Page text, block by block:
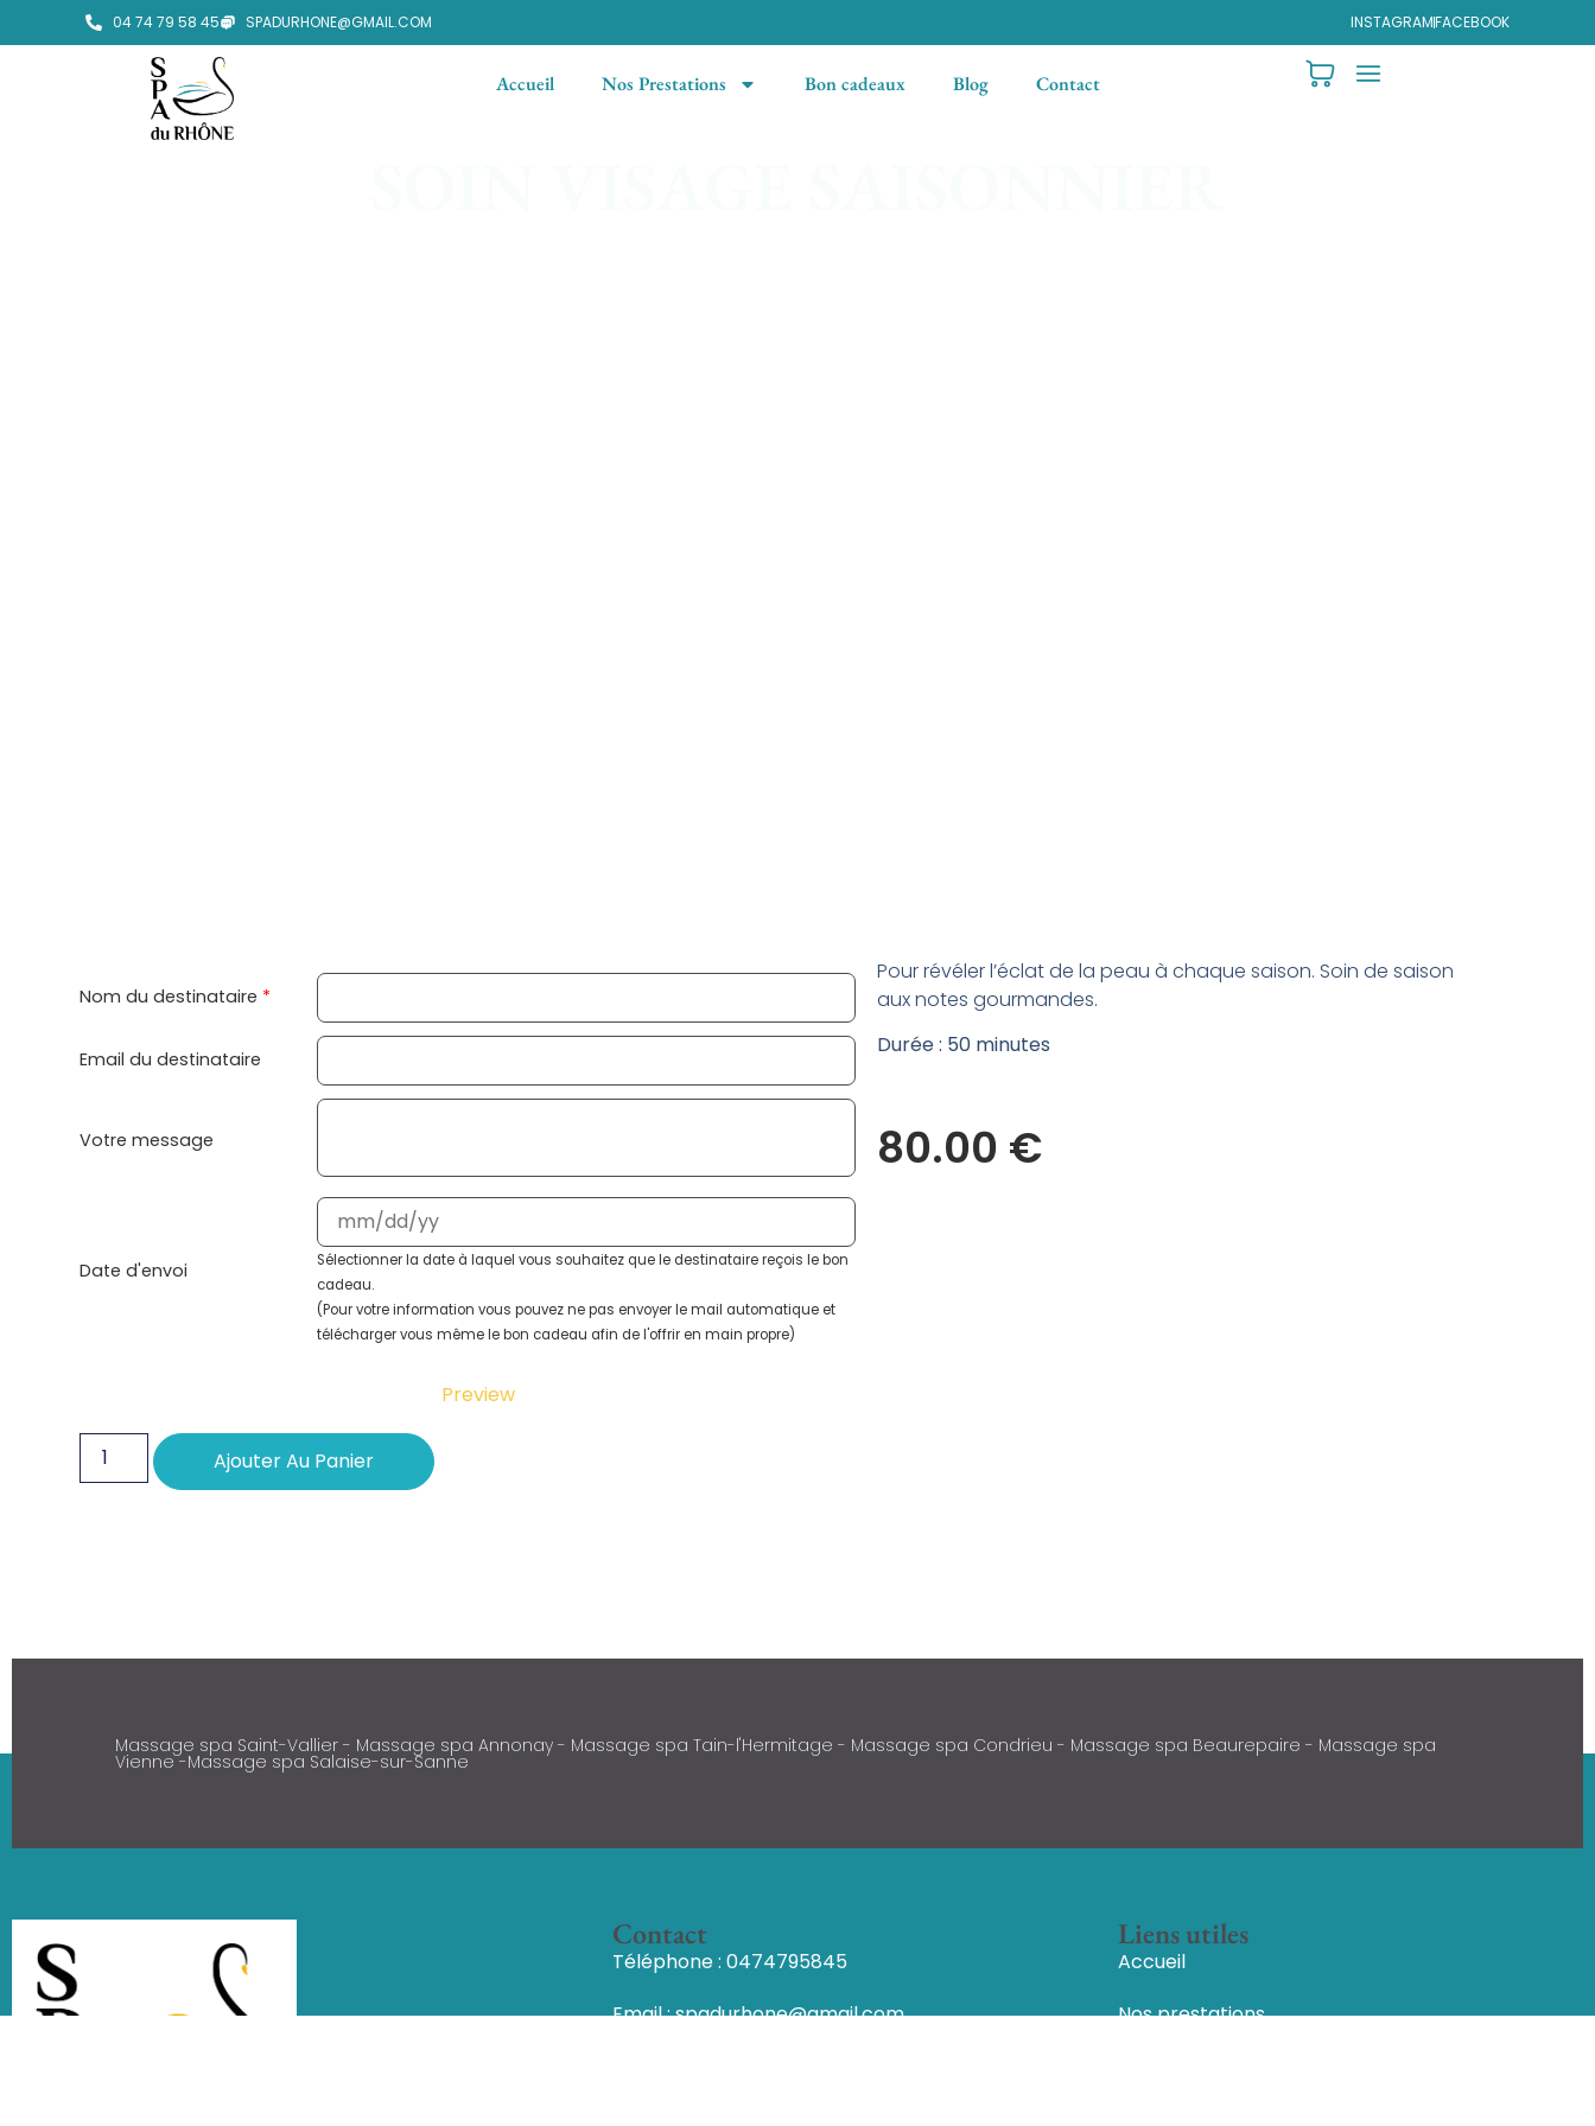
04 74 79 58 45 SPADURHONE@GMAIL.COM INSTAGRAMFACEBOOK
Accueil Nos Prestations Bon cadeaux Blog Contact
Nom du destinataire *
Email du destinataire
Votre message
Date d'envoi
Sélectionner la date à laquel vous souhaitez que le destinataire reçois le bon
cadeau.
(Pour votre information vous pouvez ne pas envoyer le mail automatique et
télécharger vous même le bon cadeau afin de l'offrir en main propre)
Preview
Ajouter Au Panier
Pour révéler l’éclat de la peau à chaque saison. Soin de saison
aux notes gourmandes.
Durée : 50 minutes
80.00 €
Massage spa Saint-Vallier - Massage spa Annonay - Massage spa Tain-l'Hermitage - Massage spa Condrieu - Massage spa Beaurepaire - Massage spa
Vienne -Massage spa Salaise-sur-Sanne
Contact
Téléphone : 0474795845
Email : spadurhone@gmail.com
Liens utiles
Accueil
Nos prestations